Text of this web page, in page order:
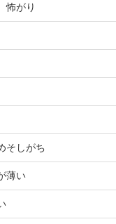
怖がり
そしがち
薄い